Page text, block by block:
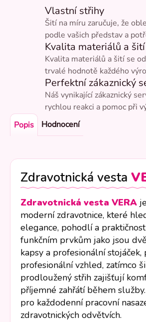
Vlastní střihy
Šití na míru zaručuje, že
podle vašich představ a
Kvalita materiálů a šití
Kvalita materiálů a šití se
trvalé hodnotě každého
Perfektní zákaznický
Náš vynikající zákaznický
rychlou reakci a pomoc při
Popis
Hodnocení
Zdravotnická vesta
Zdravotnická vesta VERA
moderní zdravotnice, které
elegance, pohodlí a
funkčním prvkům jako jsou
kapsy a profesionální stojáček,
profesionální vzhled, zatímco
prodloužený střih zajišťují
příjemné zahřátí během
pro každodenní pracovní
zdravotnických odvětvích.